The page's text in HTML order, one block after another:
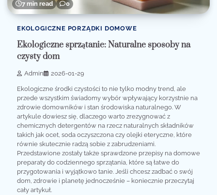
7 min read 0
EKOLOGICZNE PORZĄDKI DOMOWE
Ekologiczne sprzątanie: Naturalne sposoby na
czysty dom
Admin 2026-01-29
Ekologiczne środki czystości to nie tylko modny trend, ale
przede wszystkim świadomy wybór wpływający korzystnie na
zdrowie domowników i stan środowiska naturalnego. W
artykule dowiesz się, dlaczego warto zrezygnować z
chemicznych detergentów na rzecz naturalnych składników
takich jak ocet, soda oczyszczona czy olejki eteryczne, które
równie skutecznie radzą sobie z zabrudzeniami.
Przedstawione zostały także sprawdzone przepisy na domowe
preparaty do codziennego sprzątania, które są łatwe do
przygotowania i wyjątkowo tanie. Jeśli chcesz zadbać o swój
dom, zdrowie i planetę jednocześnie – koniecznie przeczytaj
cały artykuł.